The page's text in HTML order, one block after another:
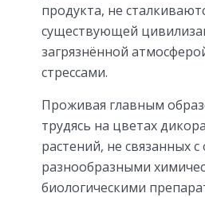
продукта, не
существующей
загрязнённой
стрессами.
Проживая главным
трудясь на цветах
растений, не связанных
разнообразными
биологическими